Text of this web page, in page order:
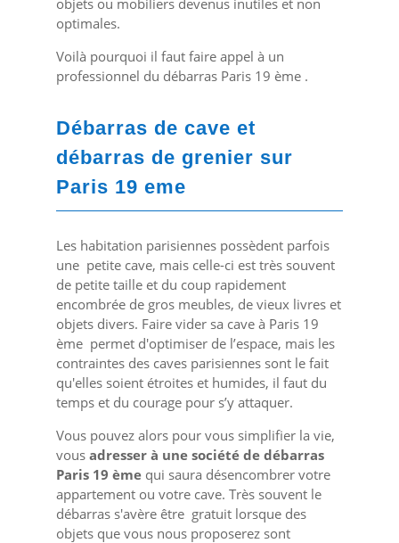
objets ou mobiliers devenus inutiles et non
optimales.
Voilà pourquoi il faut faire appel à un
professionnel du débarras Paris 19 ème .
Débarras de cave et
débarras de grenier sur
Paris 19 eme
Les habitation parisiennes possèdent parfois
une petite cave, mais celle-ci est très souvent
de petite taille et du coup rapidement
encombrée de gros meubles, de vieux livres et
objets divers. Faire vider sa cave à Paris 19
ème permet d'optimiser de l’espace, mais les
contraintes des caves parisiennes sont le fait
qu'elles soient étroites et humides, il faut du
temps et du courage pour s’y attaquer.
Vous pouvez alors pour vous simplifier la vie,
vous adresser à une société de débarras
Paris 19 èmequi saura désencombrer votre
appartement ou votre cave. Très souvent le
débarras s'avère être gratuit lorsque des
objets que vous nous proposerezsont